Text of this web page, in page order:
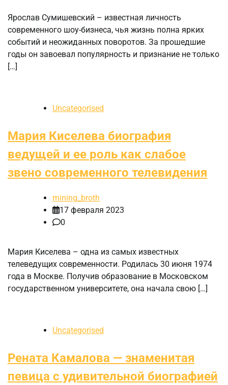
Ярослав Сумишевский – известная личность
современного шоу-бизнеса, чья жизнь полна ярких
событий и неожиданных поворотов. За прошедшие
годы он завоевал популярность и признание не только
[…]
Uncategorised
Мария Киселева биография
ведущей и ее роль как слабое
звено современного телевидения
mining_broth
17 февраля 2023
0
Мария Киселева – одна из самых известных
телеведущих современности. Родилась 30 июня 1974
года в Москве. Получив образование в Московском
государственном университете, она начала свою […]
Uncategorised
Рената Камалова — знаменитая
певица с удивительной биографией